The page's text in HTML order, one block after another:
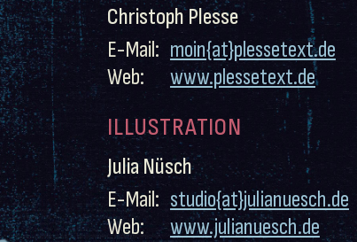
Christoph Plesse
E-Mail: moin{at}plessetext.de
Web:
www.plessetext.de
ILLUSTRATION
Julia Nüsch
E-Mail: studio{at}julianuesch.de
Web:
www.julianuesch.de